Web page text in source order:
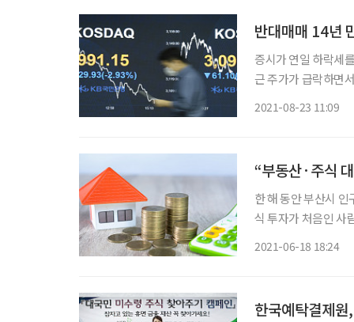
반대매매 14년
증시가 연일 하락세
근 주가가 급락하면
2021-08-23 11:09
“부동산·주식
한 해 동안 부산시
식 투자가 처음인 사
2021-06-18 18:24
한국예탁결제